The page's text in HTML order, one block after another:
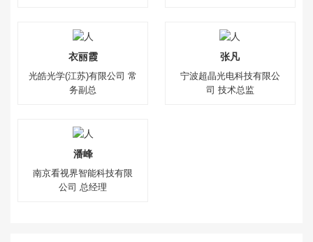
衣丽霞
光皓光学(江苏)有限公司 常
务副总
张凡
宁波超晶光电科技有限公
司 技术总监
潘峰
南京看视界智能科技有限
公司 总经理